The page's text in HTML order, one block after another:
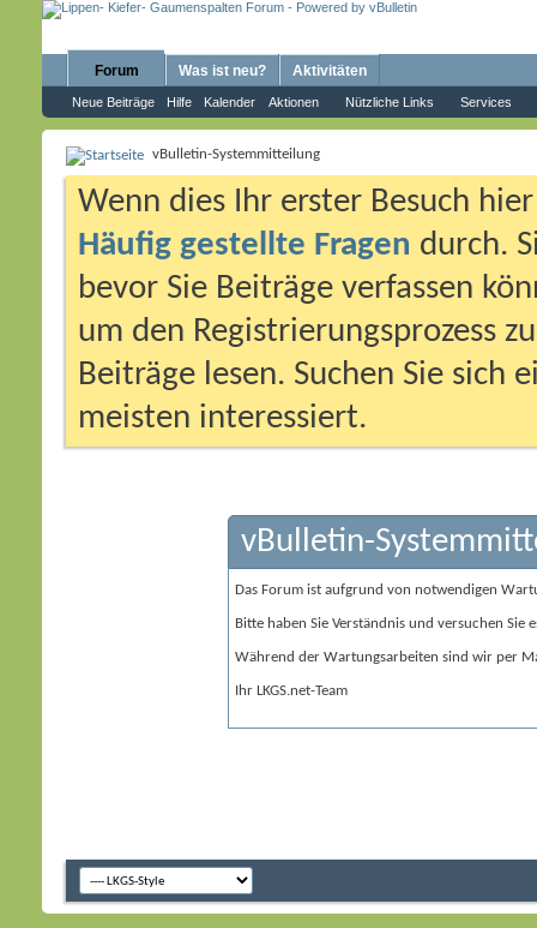
Forum
Neue Beiträge Hilfe Kalender Aktionen Nützliche Links Services
Was ist neu? Aktivitäten
vBulletin-Systemmitteilung
Wenn dies Ihr erster Besuch
Häufig gestellte Fragen durch.
bevor Sie Beiträge verfassen
um den Registrierungsprozess
Beiträge lesen. Suchen Sie sich
meisten interessiert.
vBulletin-
Das Forum ist aufgrund von notwendigen
Bitte haben Sie Verständnis und versuchen Sie
Während der Wartungsarbeiten sind wir per
Ihr LKGS.net-Team